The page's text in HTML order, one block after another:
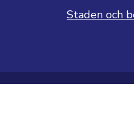
Staden och